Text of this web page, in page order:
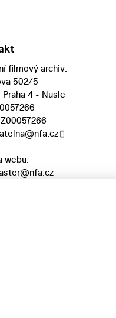
filmový archiv:
502/5
Praha 4 - Nusle
webu: